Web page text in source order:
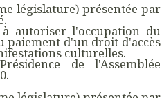
législature) présentée par
autoriser l'occupation du
paiement d'un droit d'accès
culturelles.
de l'Assemblée